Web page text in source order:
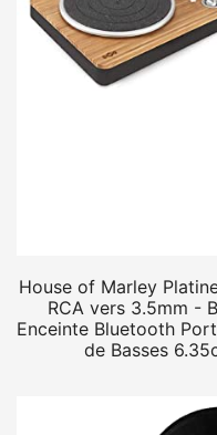
House of Marley
RCA vers 3.5mm -
Enceinte Bluetooth
de Basses